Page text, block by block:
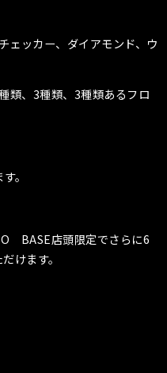
ッカー、ダイアモンド、ウ
類、3種類、3種類あるフロ
。
BASE店頭限定でさらに6
けます。